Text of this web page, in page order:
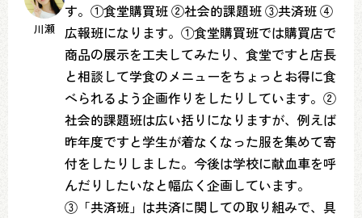
川瀬
す。①食堂購買班 ②社会的課題班 ③共済班 ④
広報班になります。①食堂購買班では購買店で
商品の展示を工夫してみたり、食堂ですと店長
と相談して学食のメニューをちょっとお得に食
べられるよう企画作りをしたりしています。②
社会的課題班は広い括りになりますが、例えば
昨年度ですと学生が着なくなった服を集めて寄
付をしたりしました。今後は学校に献血車を呼
んだりしたいなと幅広く企画しています。
③「共済班」は共済に関しての取り組みで、具